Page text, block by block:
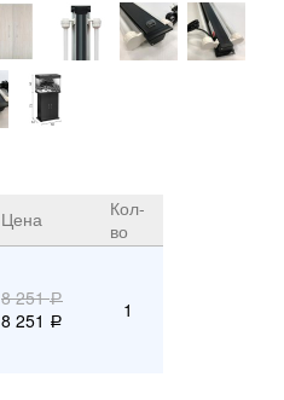
Цена
Кол-
во
8 251Р
8 251 Р 1